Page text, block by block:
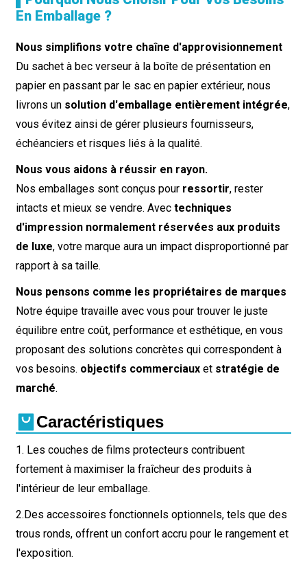
En Emballage ?
Nous simplifions votre chaîne d'approvisionnement
Du sachet à bec verseur à la boîte de présentation en
papier en passant par le sac en papier extérieur, nous
livrons un solution d'emballage entièrement intégrée,
vous évitez ainsi de gérer plusieurs fournisseurs,
échéanciers et risques liés à la qualité.
Nous vous aidons à réussir en rayon.
Nos emballages sont conçus pour ressortir, rester
intacts et mieux se vendre. Avec techniques
d'impression normalement réservées aux produits
de luxe, votre marque aura un impact disproportionné par
rapport à sa taille.
Nous pensons comme les propriétaires de marques
Notre équipe travaille avec vous pour trouver le juste
équilibre entre coût, performance et esthétique, en vous
proposant des solutions concrètes qui correspondent à
vos besoins. objectifs commerciauxet stratégie de
marché.
Caractéristiques
1. Les couches de films protecteurs contribuent
fortement à maximiser la fraîcheur des produits à
l'intérieur de leur emballage.
2.Des accessoires fonctionnels optionnels, tels que des
trous ronds, offrent un confort accru pour le rangement et
l'exposition.